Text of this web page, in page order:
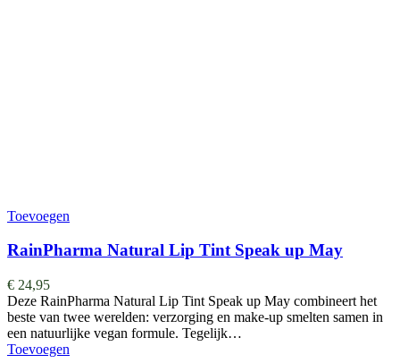
Toevoegen
RainPharma Natural Lip Tint Speak up May
€ 24,95
Deze RainPharma Natural Lip Tint Speak up May combineert het
beste van twee werelden: verzorging en make-up smelten samen in
een natuurlijke vegan formule. Tegelijk…
Toevoegen